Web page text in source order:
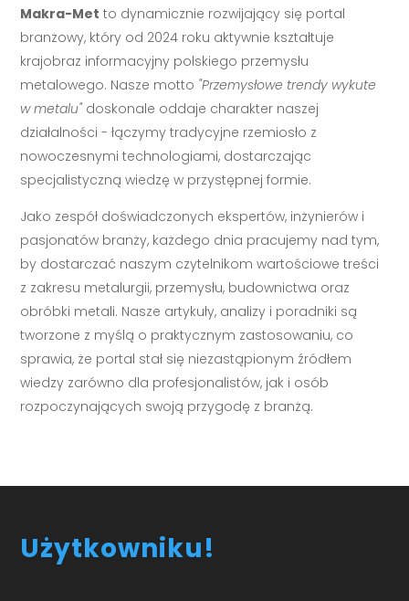
Makra-Met to dynamicznie rozwijający się portal
branżowy, który od 2024 roku aktywnie kształtuje
krajobraz informacyjny polskiego przemysłu
metalowego. Nasze motto "Przemysłowe trendy wykute
w metalu"doskonale oddaje charakter naszej
działalności - łączymy tradycyjne rzemiosło z
nowoczesnymi technologiami, dostarczając
specjalistyczną wiedzę w przystępnej formie.
Jako zespół doświadczonych ekspertów, inżynierów i
pasjonatów branży, każdego dnia pracujemy nad tym,
by dostarczać naszym czytelnikom wartościowe treści
z zakresu metalurgii, przemysłu, budownictwa oraz
obróbki metali. Nasze artykuły, analizy i poradniki są
tworzone z myślą o praktycznym zastosowaniu, co
sprawia, że portal stał się niezastąpionym źródłem
wiedzy zarówno dla profesjonalistów, jak i osób
rozpoczynających swoją przygodę z branżą.
Użytkowniku!